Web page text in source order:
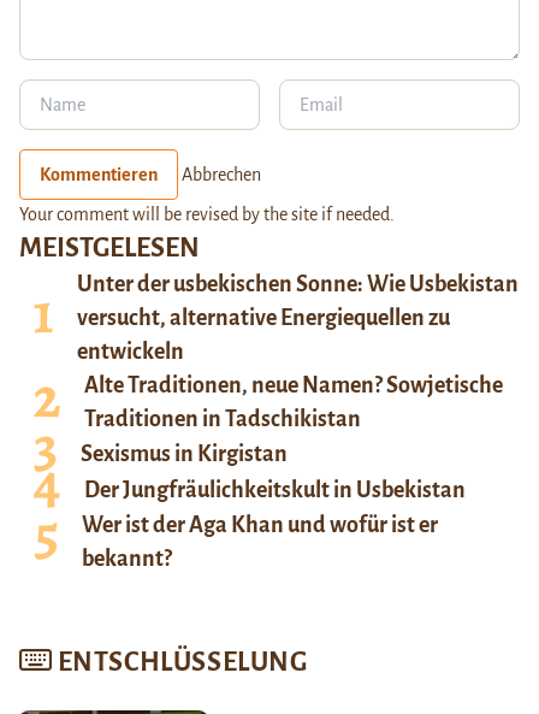
MEISTGELESEN
Unter der usbekischen Sonne: Wie Usbekistan
versucht, alternative Energiequellen zu
entwickeln
Alte Traditionen, neue Namen? Sowjetische
Traditionen in Tadschikistan
Sexismus in Kirgistan
Der Jungfräulichkeitskult in Usbekistan
Wer ist der Aga Khan und wofür ist er
bekannt?
ENTSCHLÜSSELUNG
Kommentieren Abbrechen
Your comment will be revised by the site if needed.